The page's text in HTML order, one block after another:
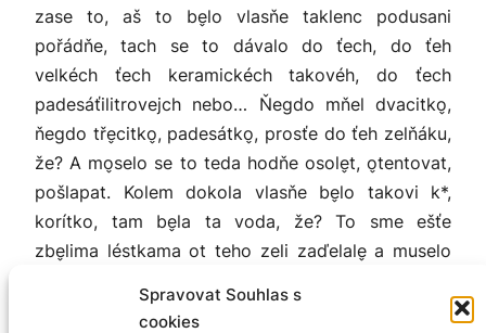
Spravovat Souhlas s
cookies
zase to, aš to be̬lo vlasňe taklenc podusani
pořádňe, tach se to dávalo do ťech, do ťeh
velkéch ťech keramickéch takovéh, do ťech
padesáťilitrovejch nebo… Ňegdo mňel dvacitko̬,
ňegdo tře̬citko̬, padesátko̬, prosťe do ťeh zelňáku,
že? A mo̬selo se to teda hodňe osole̬t, o̬tentovat,
pošlapat. Kolem dokola vlasňe be̬lo takovi k*,
korítko, tam be̬la ta voda, že? To sme ešťe
zbe̬lima léstkama ot teho zeli zaďelale̬ a muselo
o̬držovalo, jak se řiká, v ze̬mňim obdobi prosťe